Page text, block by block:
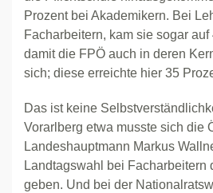
Prozent bei Akademikern. Bei
Facharbeitern, kam sie sogar
damit die FPÖ auch in deren
sich; diese erreichte hier 35
Das ist keine
Vorarlberg etwa musste sich die
Landeshauptmann Markus
Landtagswahl bei Facharbeitern
geben. Und bei der